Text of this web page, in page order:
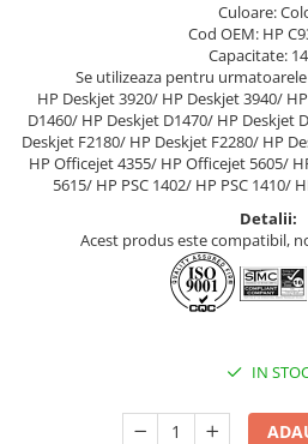
Culoare:
Cod OEM: HP
Capacitate:
Se utilizeaza pentru
HP Deskjet 3920/ HP Deskjet 3940/
D1460/ HP Deskjet D1470/ HP Deskjet
Deskjet F2180/ HP Deskjet F2280/ HP
HP Officejet 4355/ HP Officejet 5605/
5615/ HP PSC 1402/ HP PSC 1410/
Detalii:
Acest produs este compatibil,
IN